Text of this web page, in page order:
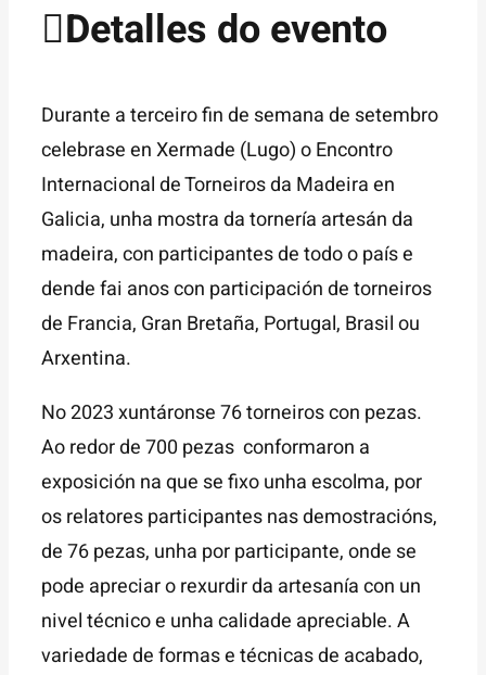
Detalles do evento
Durante a terceiro fin de semana de setembro
celebrase en Xermade (Lugo) o Encontro
Internacional de Torneiros da Madeira en
Galicia, unha mostra da tornería artesán da
madeira, con participantes de todo o país e
dende fai anos con participación de torneiros
de Francia, Gran Bretaña, Portugal, Brasil ou
Arxentina.
No 2023 xuntáronse 76 torneiros con pezas.
Ao redor de 700 pezas conformaron a
exposición na que se fixo unha escolma, por
os relatores participantes nas demostracións,
de 76 pezas, unha por participante, onde se
pode apreciar o rexurdir da artesanía con un
nivel técnico e unha calidade apreciable. A
variedade de formas e técnicas de acabado,